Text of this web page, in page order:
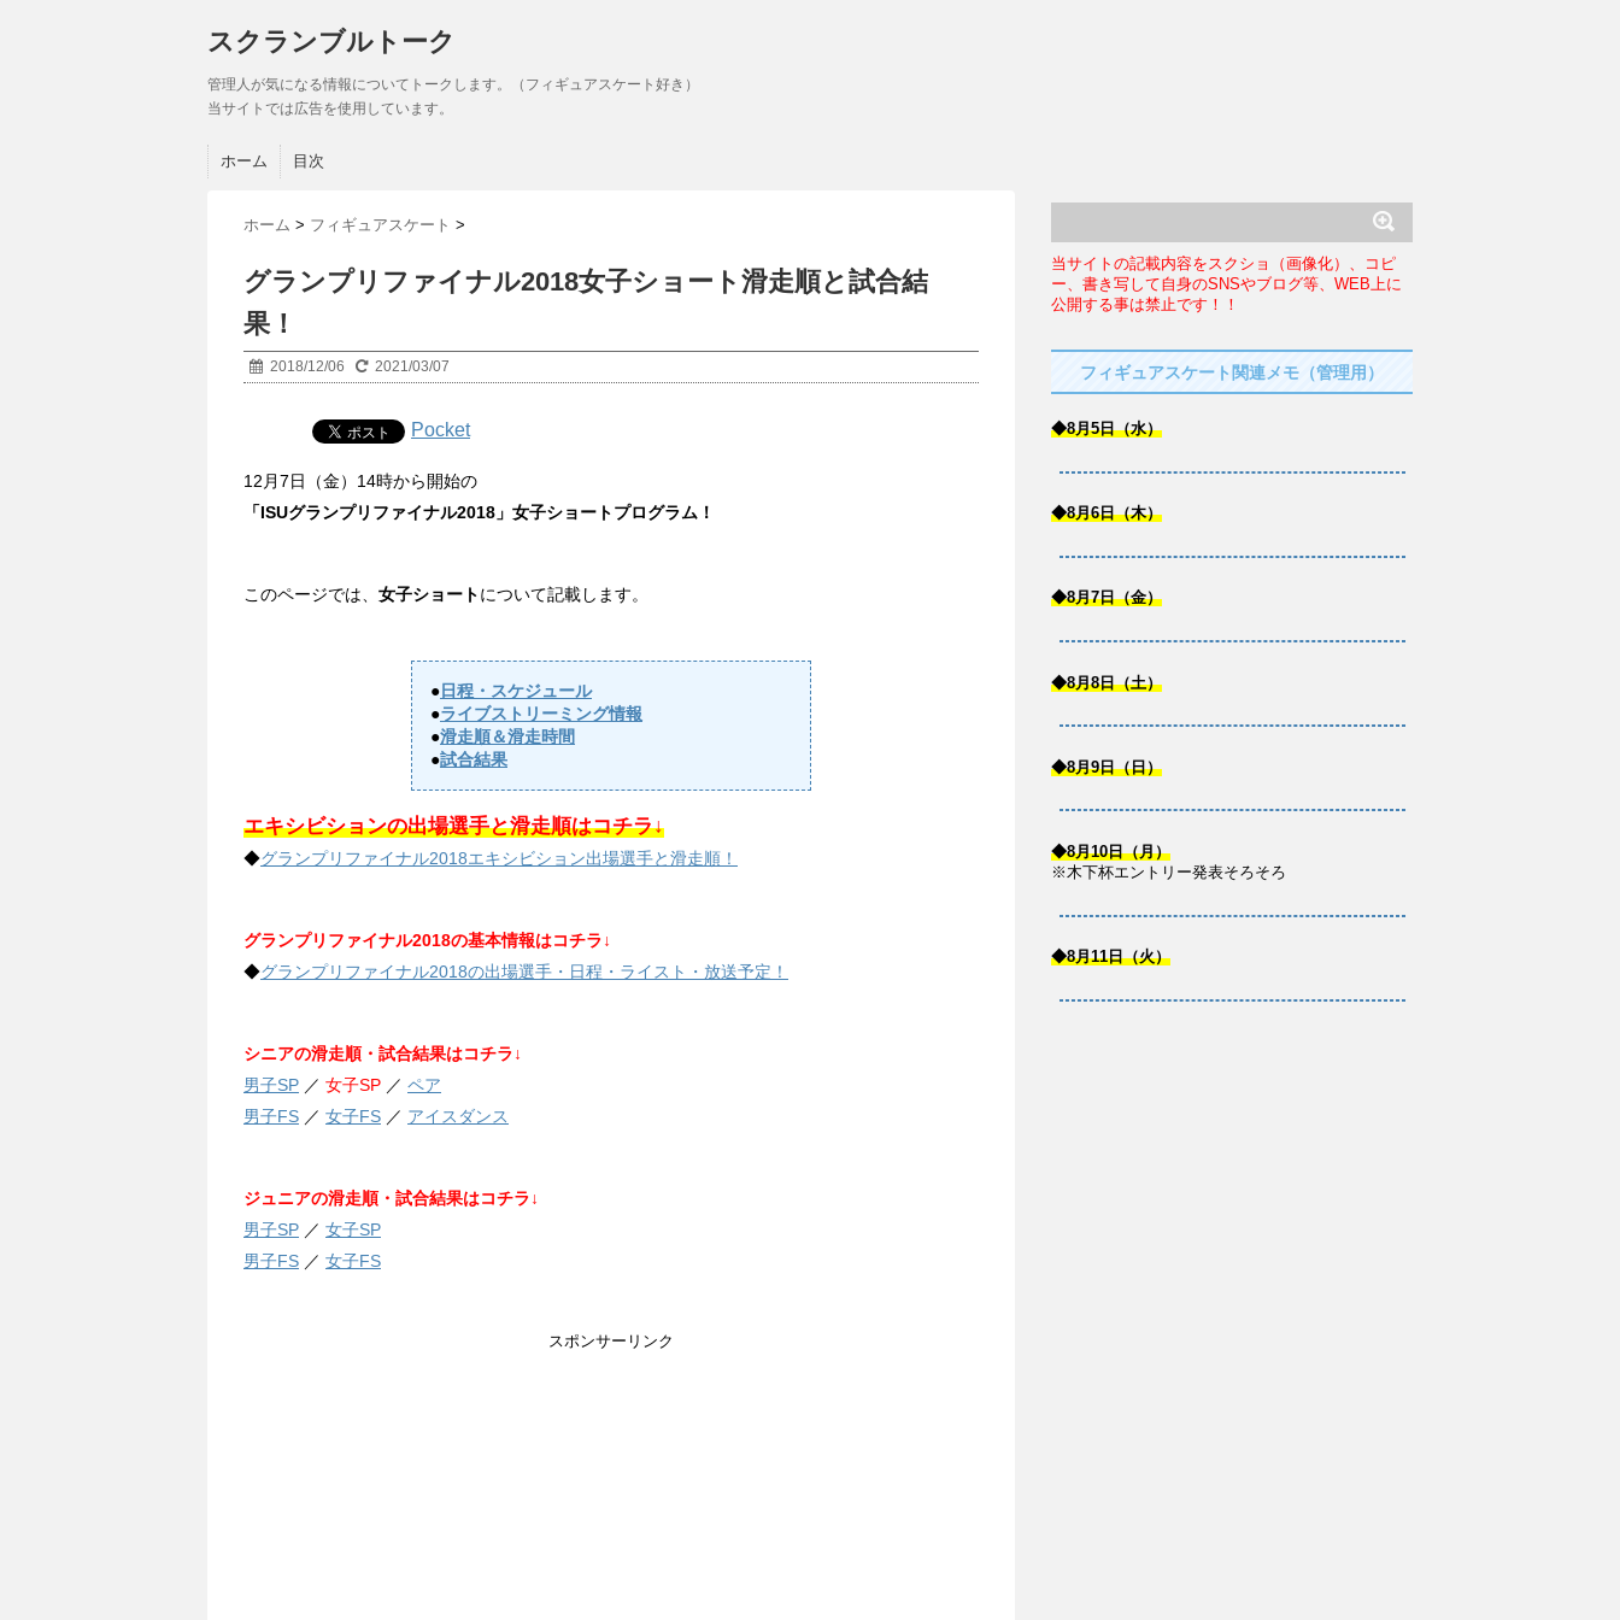
スクランブルトーク
管理人が気になる情報についてトークします。（フィギュアスケート好き）
当サイトでは広告を使用しています。
ホーム 目次
ホーム > フィギュアスケート >
グランプリファイナル2018女子ショート滑走順と試合結
果！
2018/12/06 2021/03/07
Pocket
12月7日（金）14時から開始の
「ISUグランプリファイナル2018」女子ショートプログラム！
このページでは、 女子ショートについて記載します。
●日程・スケジュール
●ライブストリーミング情報
●滑走順＆滑走時間
●試合結果
エキシビションの出場選手と滑走順はコチラ↓
◆グランプリファイナル2018エキシビション出場選手と滑走順！
グランプリファイナル2018の基本情報はコチラ↓
◆グランプリファイナル2018の出場選手・日程・ライスト・放送予定！
シニアの滑走順・試合結果はコチラ↓
男子SP ／ 女子SP ／ ペア
男子FS ／ 女子FS ／ アイスダンス
ジュニアの滑走順・試合結果はコチラ↓
男子SP ／ 女子SP
男子FS ／ 女子FS
スポンサーリンク
当サイトの記載内容をスクショ（画像化）、コピ
ー、書き写して自身のSNSやブログ等、WEB上に
公開する事は禁止です！！
フィギュアスケート関連メモ（管理用）
◆8月5日（水）
◆8月6日（木）
◆8月7日（金）
◆8月8日（土）
◆8月9日（日）
◆8月10日（月）
※木下杯エントリー発表そろそろ
◆8月11日（火）